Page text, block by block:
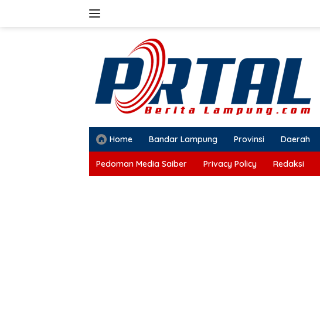
Home Bandar Lampung Provinsi Daerah
Pedoman Media Saiber Privacy Policy Redaksi